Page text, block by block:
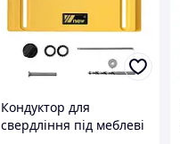
Кондуктор для
свердління під меблеві